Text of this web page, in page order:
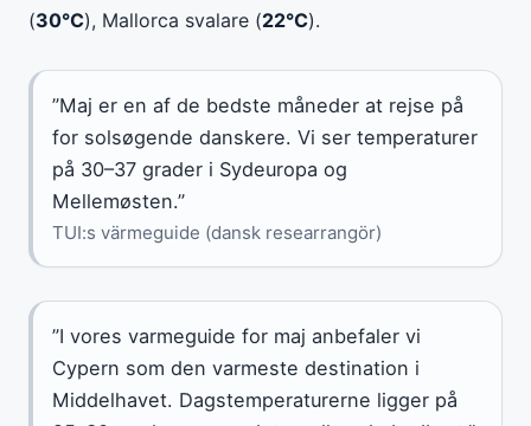
(30°C), Mallorca svalare (22°C).
”Maj er en af de bedste måneder at rejse på
for solsøgende danskere. Vi ser temperaturer
på 30–37 grader i Sydeuropa og
Mellemøsten.”
TUI:s värmeguide (dansk researrangör)
”I vores varmeguide for maj anbefaler vi
Cypern som den varmeste destination i
Middelhavet. Dagstemperaturerne ligger på